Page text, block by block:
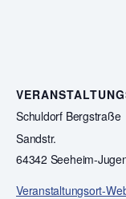
Schuldorf Bergstraße
Sandstr.
64342 Seeheim-
Veranstaltungsort-